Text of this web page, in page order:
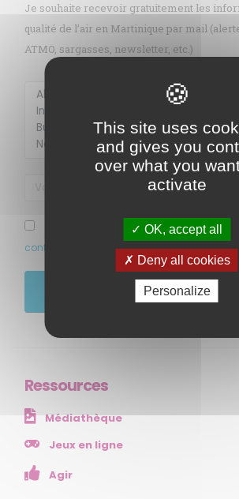
Je souhaite recevoir gratuitement les
qualité de l’air en Martinique par mail
ATMO, sargasses, newsletter, etc.)
J’ai pris connaissance et accepte la
confidentialité de ce site
Ressources
Médiathèque
Jeux en ligne
Agir
Membre de Agréé par
MENU
NOS SERVICES
Presse
Collectivités
Mesures réglementaires
This site uses
and gives you
over what you
activate
OK, accept all
Deny all cookies
Personalize